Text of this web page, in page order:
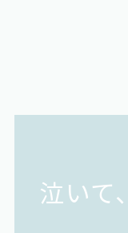
泣いて